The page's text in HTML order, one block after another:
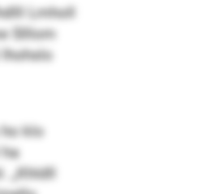
Lmholl
Slllom
klo
„Khldll